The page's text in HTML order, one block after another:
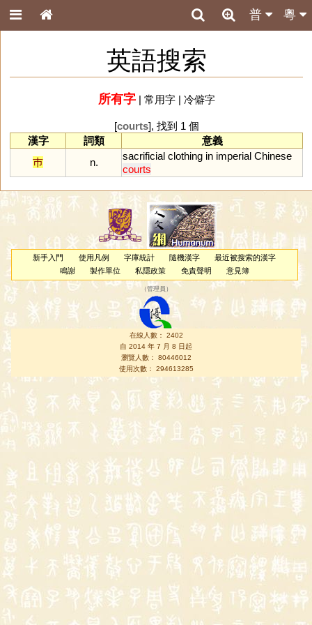
粵
普
英語搜索
所有字| 常用字| 冷僻字
[courts], 找到 1 個
漢字
詞類
意義
巿
n.
sacrificial clothing in imperial Chinese
courts
新手入門 使用凡例 字庫統計 隨機漢字
最近被搜索的漢字
鳴謝
製作單位 私隱政策 免責聲明 意見簿
（管理員 ）
在線人數： 2402
自 2014 年 7 月 8 日起
瀏覽人數： 80446012
使用次數： 294613285